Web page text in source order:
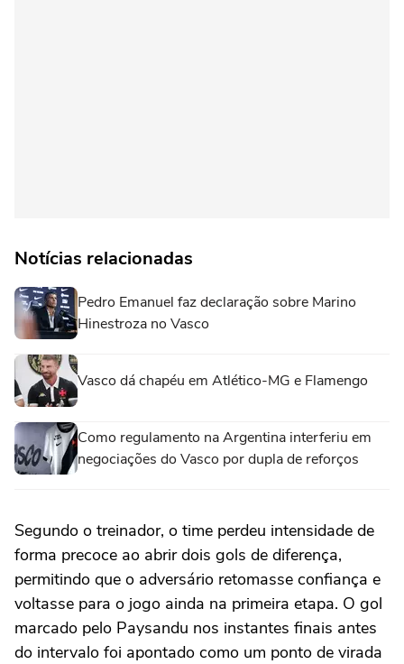
Notícias relacionadas
Pedro Emanuel faz declaração sobre Marino
Hinestroza no Vasco
Vasco dá chapéu em Atlético-MG e Flamengo
Como regulamento na Argentina interferiu em
negociações do Vasco por dupla de reforços
Segundo o treinador, o time perdeu intensidade de
forma precoce ao abrir dois gols de diferença,
permitindo que o adversário retomasse confiança e
voltasse para o jogo ainda na primeira etapa. O gol
marcado pelo Paysandu nos instantes finais antes
do intervalo foi apontado como um ponto de virada